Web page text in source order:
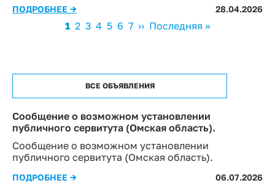
ПОДРОБНЕЕ → 28.04.2026
НумерацияТекущая
1 Page
2 Page
3 Page
4 Page
5 Page
6 Page
7 Следующая
›› Последняя
Последняя »
ВСЕ ОБЪЯВЛЕНИЯ
Сообщение о возможном установлении
публичного сервитута (Омская область).
Сообщение о возможном установлении
публичного сервитута (Омская область).
ПОДРОБНЕЕ → 06.07.2026